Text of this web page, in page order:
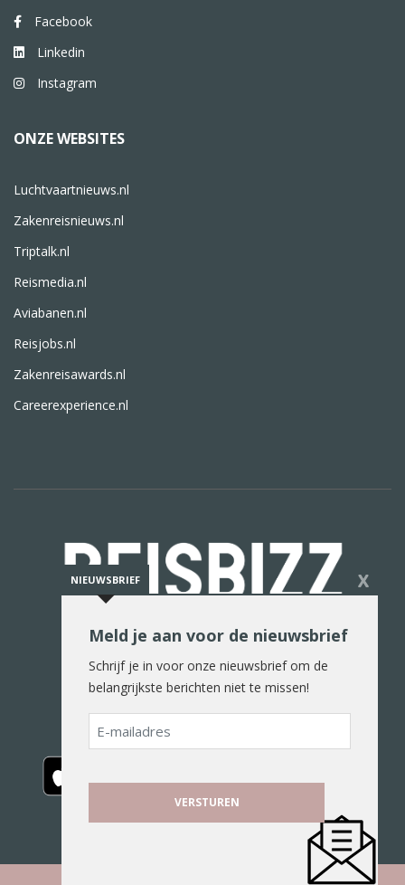
Facebook
Linkedin
Instagram
ONZE WEBSITES
Luchtvaartnieuws.nl
Zakenreisnieuws.nl
Triptalk.nl
Reismedia.nl
Aviabanen.nl
Reisjobs.nl
Zakenreisawards.nl
Careerexperience.nl
De reiswereld in woord en beeld
NIEUWSBRIEF X
Meld je aan voor de nieuwsbrief
Schrijf je in voor onze nieuwsbrief om de
belangrijkste berichten niet te missen!
E-
mailadres